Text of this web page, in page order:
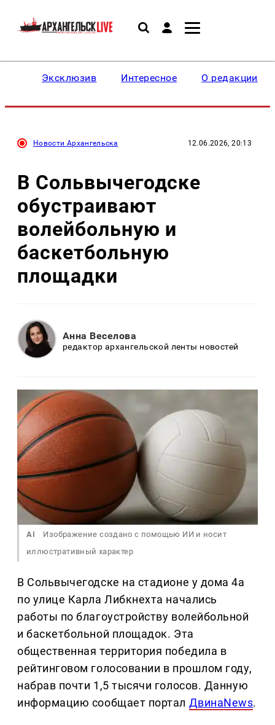
Эксклюзив Интересное О редакции
Новости Архангельска 12.06.2026, 20:13
В Сольвычегодске
обустраивают
волейбольную и
баскетбольную
площадки
Анна Веселова
редактор архангельской ленты новостей
AI
Изображение создано с помощью ИИ и носит
иллюстративный характер
В Сольвычегодске на стадионе у дома 4а
по улице Карла Либкнехта начались
работы по благоустройству волейбольной
и баскетбольной площадок. Эта
общественная территория победила в
рейтинговом голосовании в прошлом году,
набрав почти 1,5 тысячи голосов. Данную
информацию сообщает портал ДвинаNews.